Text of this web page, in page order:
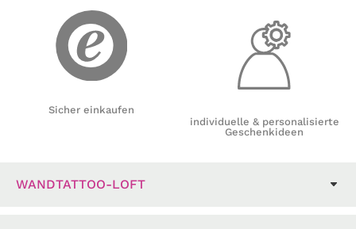
Sicher einkaufen
individuelle & personalisierte
Geschenkideen
WANDTATTOO-LOFT